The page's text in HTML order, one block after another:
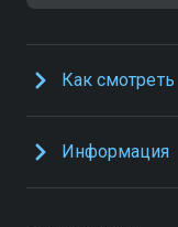
Как смотреть
Информация